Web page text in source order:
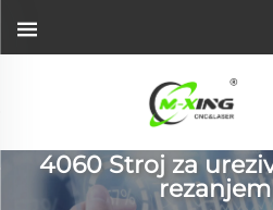
4060 Stroj za